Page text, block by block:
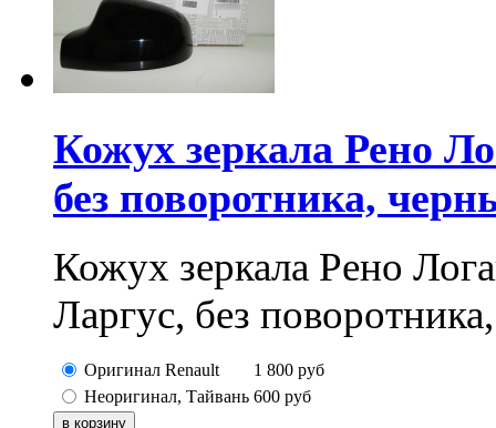
Кожух зеркала Рено
без поворотника,
Кожух зеркала Рено
Ларгус, без
Оригинал Renault 1 800 руб
Неоригинал, Тайвань 600 руб